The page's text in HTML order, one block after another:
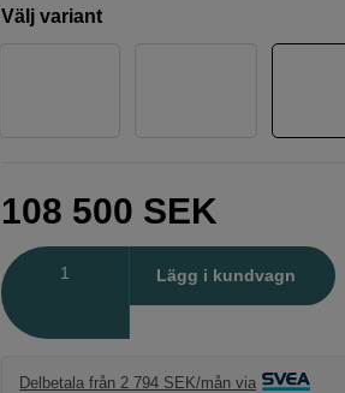
Välj variant
108 500 SEK
Lägg i kundvagn
Delbetala från 2 794 SEK/mån via